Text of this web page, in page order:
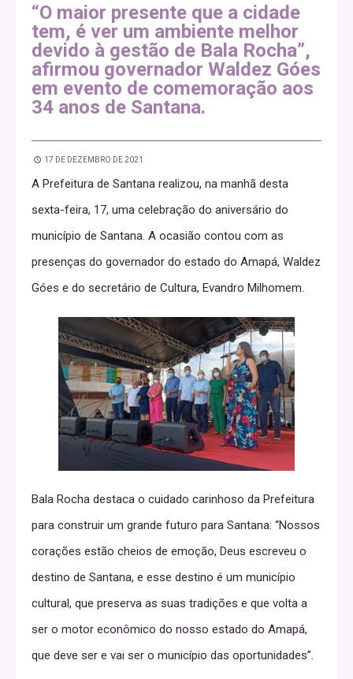
“O maior presente que a cidade
tem, é ver um ambiente melhor
devido à gestão de Bala Rocha”,
afirmou governador Waldez Góes
em evento de comemoração aos
34 anos de Santana.
17 DE DEZEMBRO DE 2021
A Prefeitura de Santana realizou, na manhã desta
sexta-feira, 17, uma celebração do aniversário do
município de Santana. A ocasião contou com as
presenças do governador do estado do Amapá, Waldez
Góes e do secretário de Cultura, Evandro Milhomem.
Bala Rocha destaca o cuidado carinhoso da Prefeitura
para construir um grande futuro para Santana: “Nossos
corações estão cheios de emoção, Deus escreveu o
destino de Santana, e esse destino é um município
cultural, que preserva as suas tradições e que volta a
ser o motor econômico do nosso estado do Amapá,
que deve ser e vai ser o município das oportunidades”.